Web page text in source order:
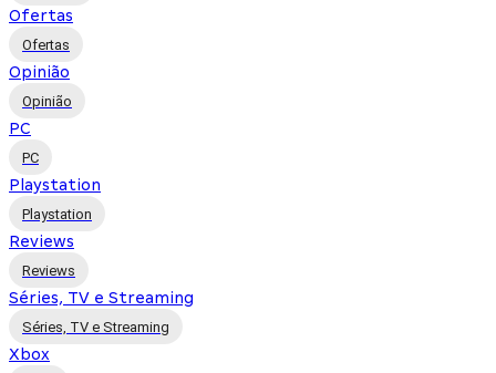
Ofertas
Ofertas
Opinião
Opinião
PC
PC
Playstation
Playstation
Reviews
Reviews
Séries, TV e Streaming
Séries, TV e Streaming
Xbox